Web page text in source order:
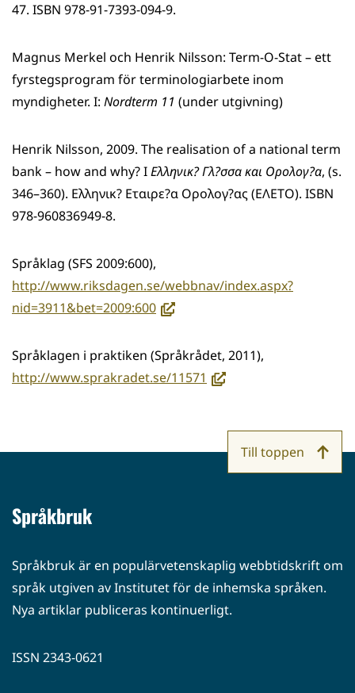
47. ISBN 978-91-7393-094-9.
Magnus Merkel och Henrik Nilsson: Term-O-Stat – ett
fyrstegsprogram för terminologiarbete inom
myndigheter. I: Nordterm 11 (under utgivning)
Henrik Nilsson, 2009. The realisation of a national term
bank – how and why? IΕλληνικ? Γλ?σσα και Ορολογ?α, (s.
346–360). Ελληνικ? Εταιρε?α Ορολογ?ας (ΕΛΕΤΟ). ISBN
978-960836949-8.
Språklag (SFS 2009:600),
http://www.riksdagen.se/webbnav/index.aspx?
nid=3911&bet=2009:600(avautuu
ikkunaan,
siirryt
Språklagen i praktiken (Språkrådet, 2011),
http://www.sprakradet.se/11571 (avautuu
Språkbruk
Språkbruk är en populärvetenskaplig webbtidskrift om
språk utgiven av Institutet för de inhemska språken.
Nya artiklar publiceras kontinuerligt.
ISSN 2343-0621
Till toppen